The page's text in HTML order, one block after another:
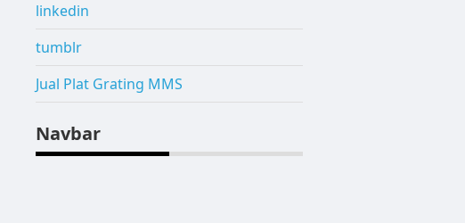
linkedin
tumblr
Jual Plat Grating MMS
Navbar